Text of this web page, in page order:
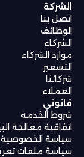
الشركة
اتصل بنا
الوظائف
الشركاء
موارد الشركاء
التسعير
شركائنا
العملاء
قانوني
شروط الخدمة
اتفاقية معالجة
سياسة الخصوصية
سياسة ملفات